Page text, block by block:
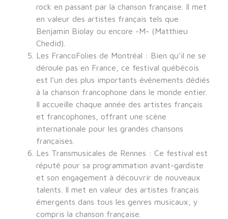
rock en passant par la chanson française. Il met
en valeur des artistes français tels que
Benjamin Biolay ou encore -M- (Matthieu
Chedid).
Les FrancoFolies de Montréal : Bien qu’il ne se
déroule pas en France, ce festival québécois
est l’un des plus importants événements dédiés
à la chanson francophone dans le monde entier.
Il accueille chaque année des artistes français
et francophones, offrant une scène
internationale pour les grandes chansons
françaises.
Les Transmusicales de Rennes : Ce festival est
réputé pour sa programmation avant-gardiste
et son engagement à découvrir de nouveaux
talents. Il met en valeur des artistes français
émergents dans tous les genres musicaux, y
compris la chanson française.